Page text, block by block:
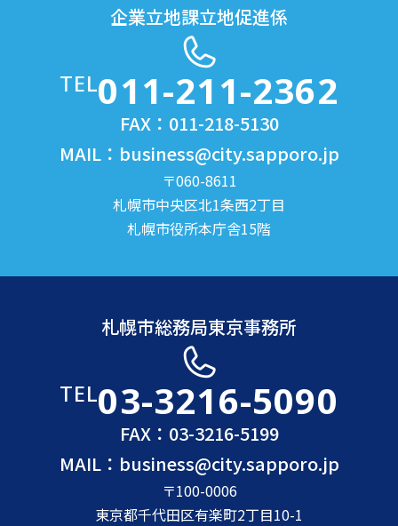
企業立地課立地促進係
TEL011-211-2362
FAX：011-218-5130
MAIL： business@city.sapporo.jp
〒060-8611
札幌市中央区北1条西2丁目
札幌市役所本庁舎15階
札幌市総務局東京事務所
TEL03-3216-5090
FAX：03-3216-5199
MAIL： business@city.sapporo.jp
〒100-0006
東京都千代田区有楽町2丁目10-1